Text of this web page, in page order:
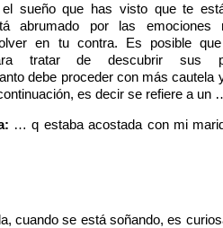
elsueño que has visto que te
abrumado por las emociones
en tu contra. Es posible que
tratar de descubrir sus
debe proceder conmás cautela
es decir se refiere a un
… q estaba acostada conmi
cuando se está soñando, es